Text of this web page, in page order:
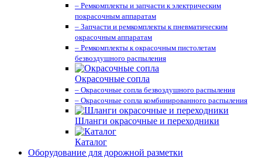
– Ремкомплекты и запчасти к электрическим
покрасочным аппаратам
– Запчасти и ремкомплекты к пневматическим
окрасочным аппаратам
– Ремкомплекты к окрасочным пистолетам
безвоздушного распыления
Окрасочные сопла
– Окрасочные сопла безвоздушного распыления
– Окрасочные сопла комбинированного распыления
Шланги окрасочные и переходники
Каталог
Оборудование для дорожной разметки